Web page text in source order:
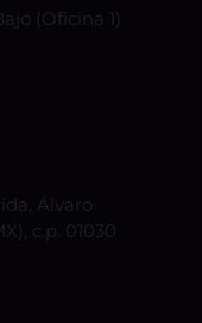
(Oficina 1)
Álvaro
c.p. 01030